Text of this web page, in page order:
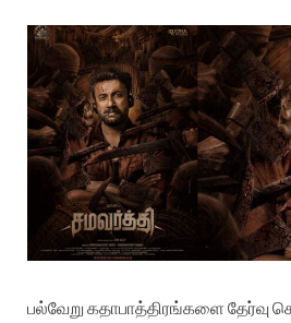
பல்வேறு கதாபாத்திரங்களை தேர்வு